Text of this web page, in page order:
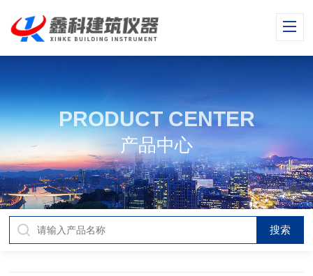
PRODUCT CENTER
产品中心